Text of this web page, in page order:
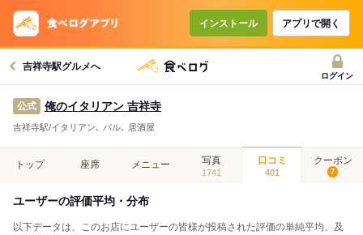
インストール アプリで開く
吉祥寺駅グルメへ
ログイン
公式 俺のイタリアン 吉祥寺
吉祥寺駅/イタリアン､ バル､ 居酒屋
トップ 座席 メニュー 写真
1741
口コミ
401
クーポン
7
ユーザーの評価平均・分布
以下データは、このお店にユーザーの皆様が投稿された評価の単純平均、及